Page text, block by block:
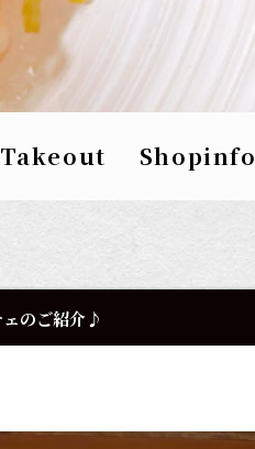
Takeout Shopinfo
のご紹介♪